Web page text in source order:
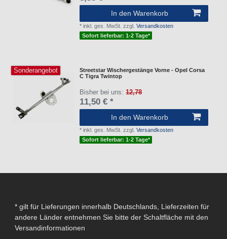
In den Warenkorb
*inkl. ges. MwSt. zzgl.Versandkosten
Sofort lieferbar: 1-2 Tage*
Sonderangebot
Streetstar Wischergestänge Vorne - Opel Corsa
C Tigra Twintop
Bisher bei uns:12,78
11,50 € *
In den Warenkorb
*inkl. ges. MwSt. zzgl.Versandkosten
Sofort lieferbar: 1-2 Tage*
* gilt für Lieferungen innerhalb Deutschlands, Lieferzeiten für
andere Länder entnehmen Sie bitte der Schaltfläche mit den
Versandinformationen